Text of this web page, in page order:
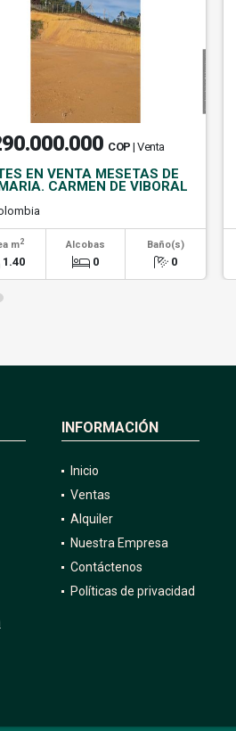
COP | Venta
EN VENTA MESETAS DE
CARMEN DE VIBORAL
m2
1.40
Alcobas
0
Baño(s)
0
INFORMACIÓN
Inicio
Ventas
Alquiler
Nuestra Empresa
Contáctenos
Políticas de privacidad